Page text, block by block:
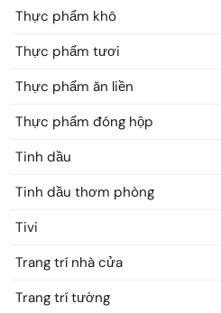
Thực phẩm khô
Thực phẩm tươi
Thực phẩm ăn liền
Thực phẩm đóng hộp
Tinh dầu
Tinh dầu thơm phòng
Tivi
Trang trí nhà cửa
Trang trí tường